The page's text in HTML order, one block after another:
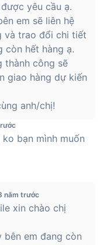
yêu cầu ạ.
em sẽ liên hệ
và trao đổi chi tiết
còn hết hàng ạ.
thành công sẽ
giao hàng dự kiến
anh/chị!
bạn mình muốn
năm trước
xin chào chị
bên em đang còn